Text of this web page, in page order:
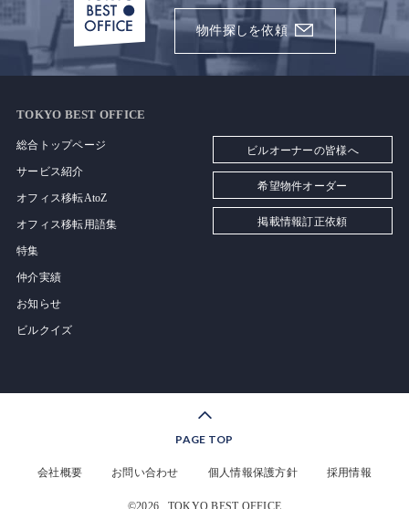
物件探しを依頼
TOKYO BEST OFFICE
総合トップページ
サービス紹介
オフィス移転AtoZ
オフィス移転用語集
特集
仲介実績
お知らせ
ビルクイズ
ビルオーナーの皆様へ
希望物件オーダー
掲載情報訂正依頼
PAGE TOP
会社概要 お問い合わせ 個人情報保護方針 採用情報